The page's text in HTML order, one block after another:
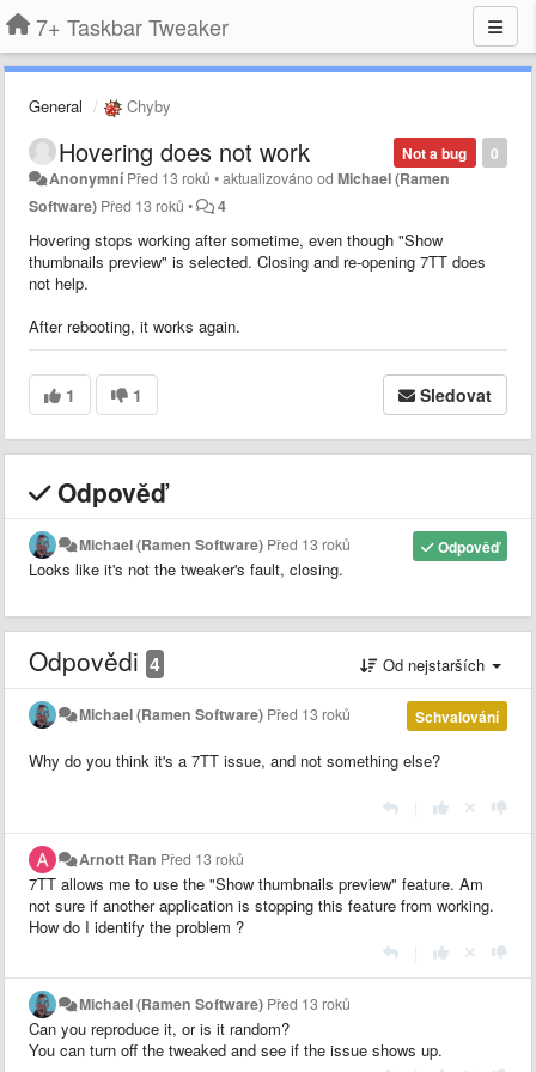
7+ Taskbar Tweaker
General Chyby
0
Not a bug
Hovering does not work
AnonymníPřed 13 roků•aktualizováno odMichael (Ramen
Software) Před 13 roků • 4
Hovering stops working after sometime, even though "Show
thumbnails preview" is selected. Closing and re-opening 7TT does
not help.
After rebooting, it works again.
1 1 Sledovat
Odpověď
Odpověď
Michael (Ramen Software) Před 13 roků
Looks like it's not the tweaker's fault, closing.
Odpovědi 4 Od nejstarších
Schvalování
Michael (Ramen Software) Před 13 roků
Why do you think it's a 7TT issue, and not something else?
Arnott Ran Před 13 roků
7TT allows me to use the "Show thumbnails preview" feature. Am
not sure if another application is stopping this feature from working.
How do I identify the problem ?
Michael (Ramen Software) Před 13 roků
Can you reproduce it, or is it random?
You can turn off the tweaked and see if the issue shows up.